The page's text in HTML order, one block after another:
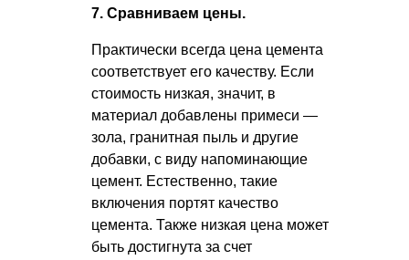
7. Сравниваем цены.
Практически всегда цена цемента
соответствует его качеству. Если
стоимость низкая, значит, в
материал добавлены примеси —
зола, гранитная пыль и другие
добавки, с виду напоминающие
цемент. Естественно, такие
включения портят качество
цемента. Также низкая цена может
быть достигнута за счет